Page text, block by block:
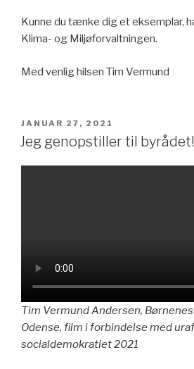
Kunne du tænke dig et eksemplar,
Klima- og Miljøforvaltningen.
Med venlig hilsen Tim Vermund
UDGIVET
DEN
JANUAR 27, 2021
Jeg genopstiller til byrådet!
Tim Vermund Andersen,
Odense, film i forbindelse med
socialdemokratiet 2021